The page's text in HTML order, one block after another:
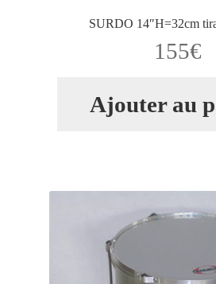
SURDO 14″H=32cm
155€
Ajouter au